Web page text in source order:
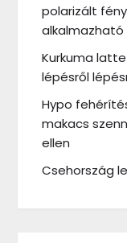
polarizált
Kurkuma
lépésről
Hypo
makacs
ellen
Csehország